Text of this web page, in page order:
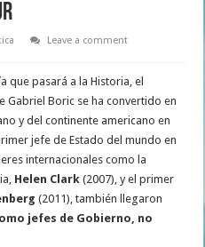
Leave a comment
que pasará a la Historia, el
Gabriel Boric se ha convertido en
y del continente americano en
jefe de Estado del mundo en
internacionales como la
Helen Clark (2007), y el primer
(2011), también llegaron
jefes de Gobierno, no